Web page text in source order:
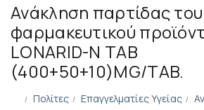
Ανάκληση παρτίδας του
φαρμακευτικού
LONARID-N TAB
(400+50+10)MG/TAB.
Πολίτες Επαγγελματίες Υγείας